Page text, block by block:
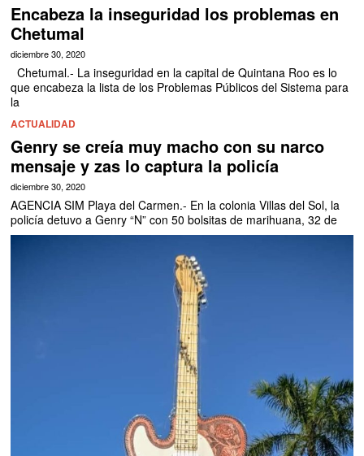
Encabeza la inseguridad los problemas en
Chetumal
diciembre 30, 2020
Chetumal.- La inseguridad en la capital de Quintana Roo es lo
que encabeza la lista de los Problemas Públicos del Sistema para
la
ACTUALIDAD
Genry se creía muy macho con su narco
mensaje y zas lo captura la policía
diciembre 30, 2020
AGENCIA SIM Playa del Carmen.- En la colonia Villas del Sol, la
policía detuvo a Genry “N” con 50 bolsitas de marihuana, 32 de